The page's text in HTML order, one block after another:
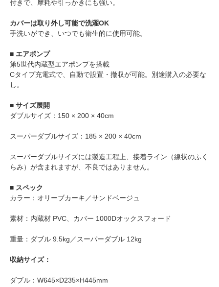
付きで、摩耗や引っかきにも強い。
カバーは取り外し可能で洗濯OK
手洗いができ、いつでも衛生的に使用可能。
■ エアポンプ
第5世代内蔵型エアポンプを搭載
Cタイプ充電式で、自動で設置・撤収が可能。別途購入の必要な
し。
■ サイズ展開
ダブルサイズ：150 × 200 × 40cm
スーパーダブルサイズ：185 × 200 × 40cm
スーパーダブルサイズには製造工程上、接着ライン（線状のふく
らみ）が含まれますが、不良ではありません。
■ スペック
カラー：オリーブカーキ／サンドベージュ
素材：内蔵材 PVC、カバー 1000Dオックスフォード
重量：ダブル 9.5kg／スーパーダブル 12kg
収納サイズ：
ダブル：W645×D235×H445mm